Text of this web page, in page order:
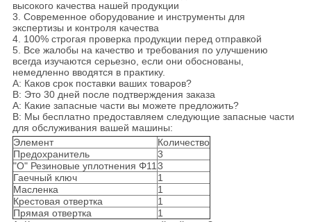
высокого качества нашей продукции
3. Современное оборудование и инструменты для
экспертизы и контроля качества
4. 100% строгая проверка продукции перед отправкой
5. Все жалобы на качество и требования по улучшению
всегда изучаются серьезно, если они обоснованы,
немедленно вводятся в практику.
A: Каков срок поставки ваших товаров?
B: Это 30 дней после подтверждения заказа
A: Какие запасные части вы можете предложить?
B: Мы бесплатно предоставляем следующие запасные части
для обслуживания вашей машины:
Элемент
Количество
Предохранитель
3
"O" Резиновые уплотнения Φ113
Гаечный ключ
1
Масленка
1
Крестовая отвертка
1
Прямая отвертка
1